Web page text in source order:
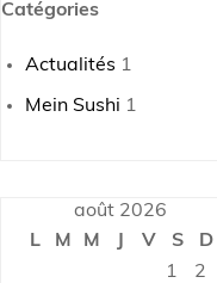
Catégories
Actualités 1
Mein Sushi 1
août 2026
L
M M V S
D
1
2